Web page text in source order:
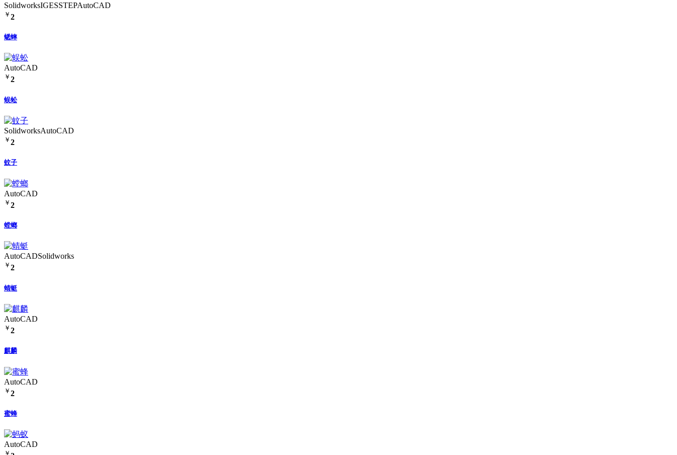
SolidworksIGESSTEPAutoCAD
￥ 2
蟋蟀
AutoCAD
￥ 2
蜈蚣
SolidworksAutoCAD
￥ 2
蚊子
AutoCAD
￥ 2
螳螂
AutoCADSolidworks
￥ 2
蜻蜓
AutoCAD
￥ 2
麒麟
AutoCAD
￥ 2
蜜蜂
AutoCAD
￥